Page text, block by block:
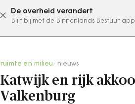
De overheid verandert
Blijf bij met de Binnenlands Bestuur app
abonneer nu
ruimte en milieu nieuws
Katwijk en rijk
Valkenburg